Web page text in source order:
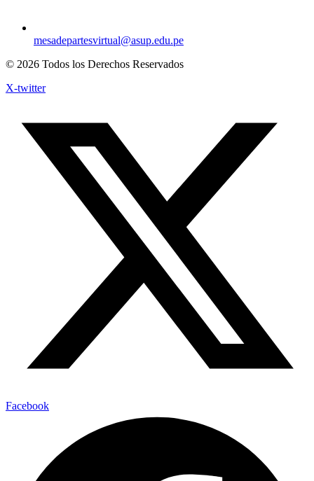
mesadepartesvirtual@asup.edu.pe
© 2026 Todos los Derechos Reservados
X-twitter
Facebook